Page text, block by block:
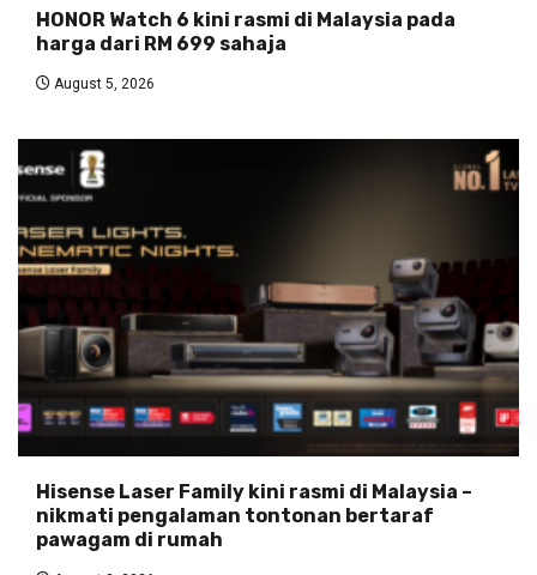
HONOR Watch 6 kini rasmi di Malaysia pada
harga dari RM 699 sahaja
August 5, 2026
Hisense Laser Family kini rasmi di Malaysia –
nikmati pengalaman tontonan bertaraf
pawagam di rumah